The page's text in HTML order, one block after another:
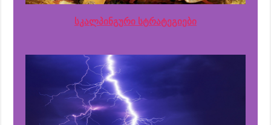
სკალპინგური სტრატეგიები